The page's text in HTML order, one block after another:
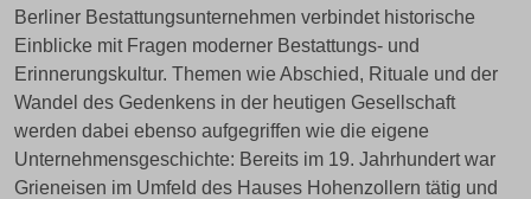
Berliner Bestattungsunternehmen verbindet historische
Einblicke mit Fragen moderner Bestattungs- und
Erinnerungskultur. Themen wie Abschied, Rituale und der
Wandel des Gedenkens in der heutigen Gesellschaft
werden dabei ebenso aufgegriffen wie die eigene
Unternehmensgeschichte: Bereits im 19. Jahrhundert war
Grieneisen im Umfeld des Hauses Hohenzollern tätig und